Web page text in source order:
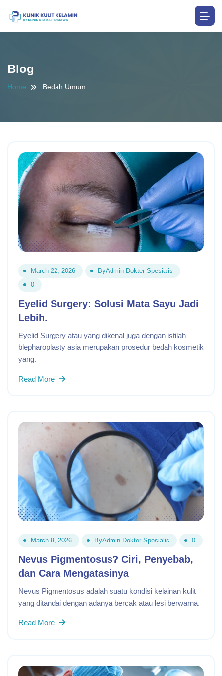
Blog
Home Bedah Umum
March 22, 2026 ByAdmin Dokter Spesialis
0
Eyelid Surgery: Solusi Mata Sayu Jadi
Lebih.
Eyelid Surgery atau yang dikenal juga dengan istilah
blepharoplasty asia merupakan prosedur bedah kosmetik
yang.
Read More
March 9, 2026 ByAdmin Dokter Spesialis 0
Nevus Pigmentosus? Ciri, Penyebab,
dan Cara Mengatasinya
Nevus Pigmentosus adalah suatu kondisi kelainan kulit
yang ditandai dengan adanya bercak atau lesi berwarna.
Read More